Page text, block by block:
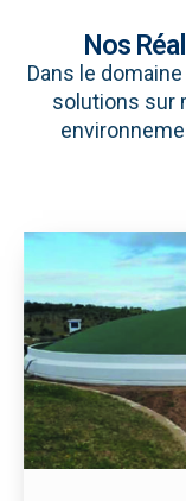
Nos
Dans le
solutions sur